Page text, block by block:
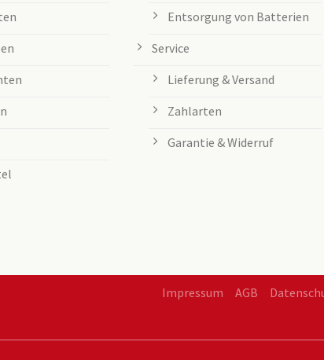
Entsorgung von Batterien
Service
Lieferung & Versand
Zahlarten
Garantie & Widerruf
Impressum AGB